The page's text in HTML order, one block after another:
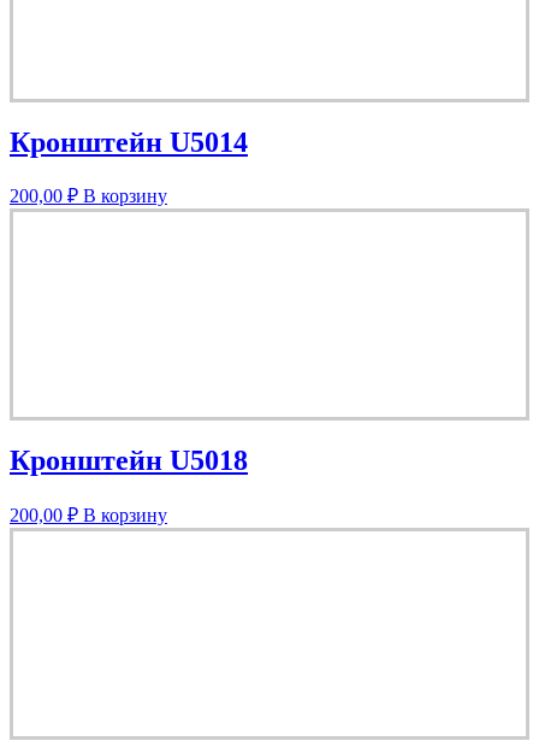
Кронштейн U5014
200,00 ₽ В корзину
Кронштейн U5018
200,00 ₽ В корзину